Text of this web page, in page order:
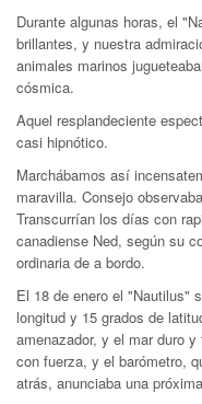
Durante algunas horas, el
brillantes, y nuestra
animales marinos
cósmica.
Aquel resplandeciente
casi hipnótico.
Marchábamos así
maravilla. Consejo
Transcurrían los días con
canadiense Ned, según su
ordinaria de a bordo.
El 18 de enero el "Nautilus"
longitud y 15 grados de
amenazador, y el mar duro
con fuerza, y el barómetro,
atrás, anunciaba una